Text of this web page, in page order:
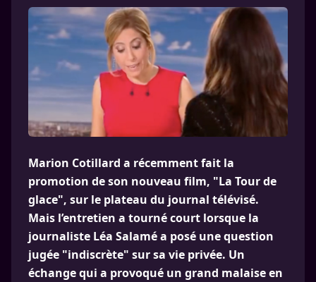
Marion Cotillard a récemment fait la
promotion de son nouveau film, "La Tour de
glace", sur le plateau du journal télévisé.
Mais l’entretien a tourné court lorsque la
journaliste Léa Salamé a posé une question
jugée "indiscrète" sur sa vie privée. Un
échange qui a provoqué un grand malaise en